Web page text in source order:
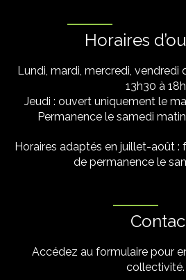
Horaires
Lundi, mardi, mercredi, vendredi
13h30 à 18h
Jeudi : ouvert uniquement le
Permanence le samedi
Horaires adaptés en juillet-août :
de permanence le
Accédez au formulaire pour
collectivité.